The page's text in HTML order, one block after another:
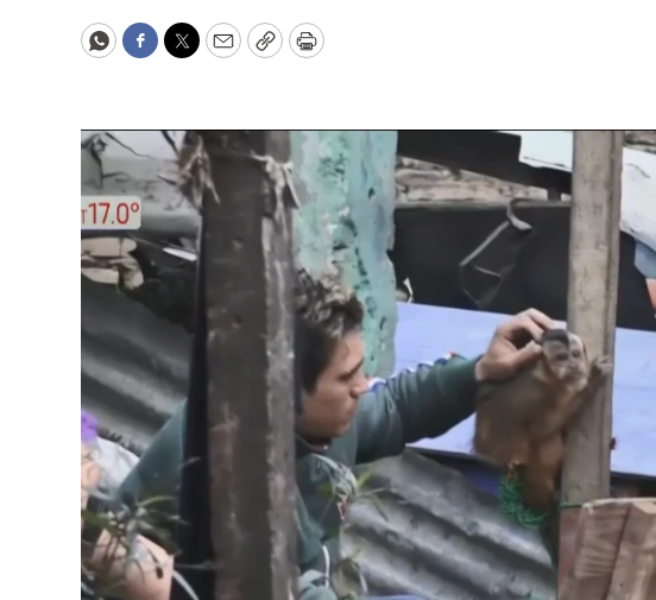
WhatsApp
Facebook
Twitter
EmailCopyPrint